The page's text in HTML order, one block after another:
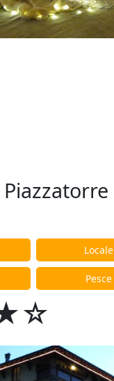
Locale
Pesce